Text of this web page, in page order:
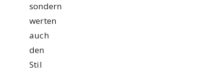
sondern
werten
auch
den
Stil